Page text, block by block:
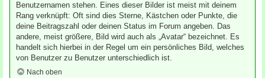
Benutzernamen stehen. Eines dieser Bilder ist meist mit deinem
Rang verknüpft: Oft sind dies Sterne, Kästchen oder Punkte, die
deine Beitragszahl oder deinen Status im Forum angeben. Das
andere, meist größere, Bild wird auch als „Avatar“ bezeichnet. Es
handelt sich hierbei in der Regel um ein persönliches Bild, welches
von Benutzer zu Benutzer unterschiedlich ist.
Nach oben